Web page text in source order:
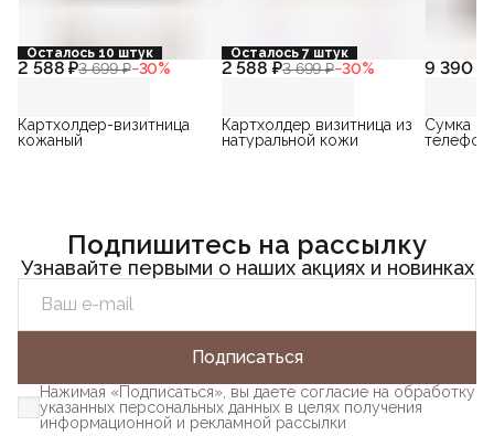
Осталось 10 штук
2 588 ₽3 699 ₽−30%
Картхолдер-визитница
кожаный
Осталось 7 штук
2 588 ₽3 699 ₽−30%
Картхолдер визитница из
натуральной кожи
9 390 ₽
Сумка
Подпишитесь на рассылку
Узнавайте первыми о наших акциях и новинках
Подписаться
Нажимая «Подписаться», вы даете согласие на обработку
указанных персональных данных в целях получения
информационной и рекламной рассылки